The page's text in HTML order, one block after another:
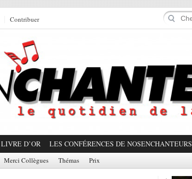
Contribuer
LIVRE D’OR LES CONFÉRENCES DE NOSENCHANTEURS
Merci Collègues Thémas Prix